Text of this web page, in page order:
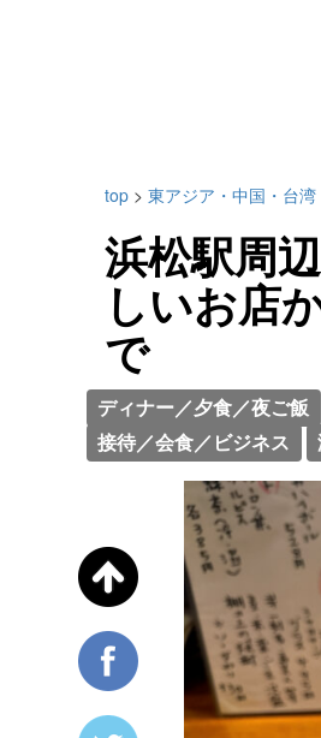
top > 東アジア・中国・台湾
浜松駅周
しいお店
で
ディナー／夕食／夜ご飯
接待／会食／ビジネス